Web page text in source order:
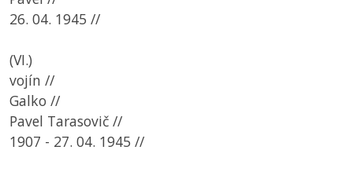
26. 04. 1945 //
(VI.)
vojín //
Galko //
Pavel Tarasovič //
1907 - 27. 04. 1945 //